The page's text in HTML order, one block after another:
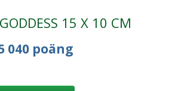
15 X 10 CM
040 poäng